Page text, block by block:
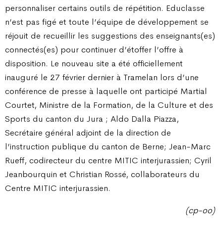
personnaliser certains outils de répétition. Educlasse
n’est pas figé et toute l’équipe de développement se
réjouit de recueillir les suggestions des enseignants(es)
connectés(es) pour continuer d’étoffer l’offre à
disposition. Le nouveau site a été officiellement
inauguré le 27 février dernier à Tramelan lors d’une
conférence de presse à laquelle ont participé Martial
Courtet, Ministre de la Formation, de la Culture et des
Sports du canton du Jura ; Aldo Dalla Piazza,
Secrétaire général adjoint de la direction de
l’instruction publique du canton de Berne; Jean-Marc
Rueff, codirecteur du centre MITIC interjurassien; Cyril
Jeanbourquin et Christian Rossé, collaborateurs du
Centre MITIC interjurassien.
(cp-oo)